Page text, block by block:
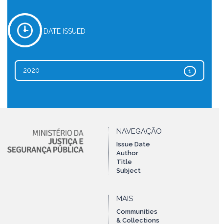
DATE ISSUED
1
2020
NAVEGAÇÃO
Issue Date
Author
Title
Subject
MAIS
Communities
& Collections